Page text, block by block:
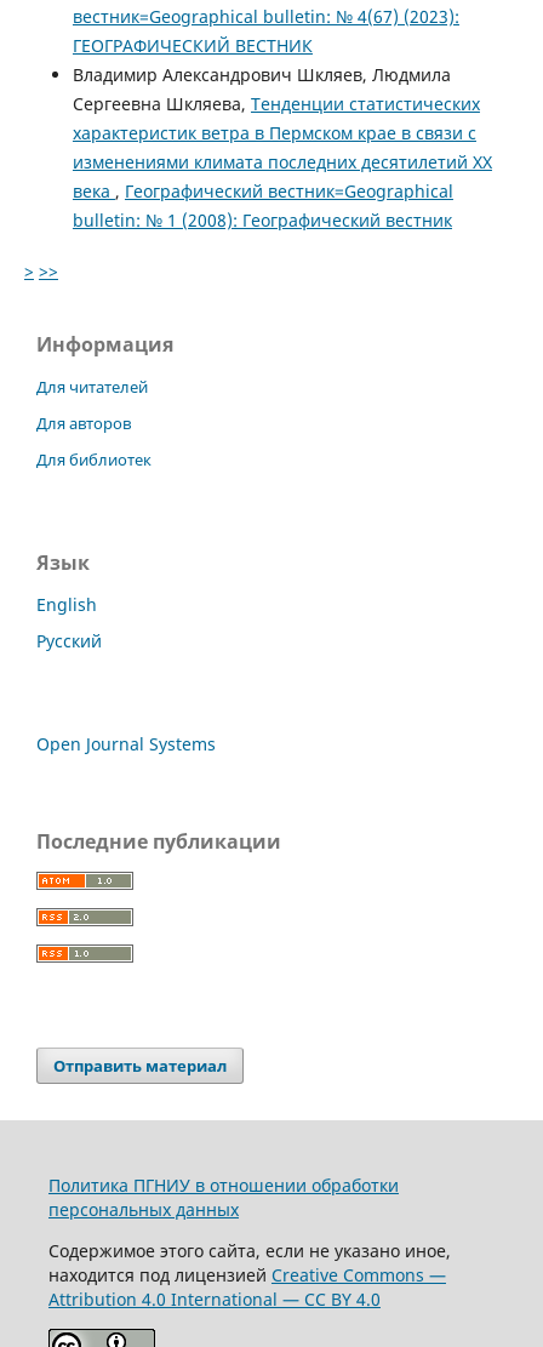
вестник=Geographical bulletin: № 4(67) (2023):
ГЕОГРАФИЧЕСКИЙ ВЕСТНИК
Владимир Александрович Шкляев, Людмила
Сергеевна Шкляева, Тенденции статистических
характеристик ветра в Пермском крае в связи с
изменениями климата последних десятилетий XX
века , Географический вестник=Geographical
bulletin: № 1 (2008): Географический вестник
> >>
Информация
Для читателей
Для авторов
Для библиотек
Язык
English
Русский
Open Journal Systems
Последние публикации
Отправить материал
Политика ПГНИУ в отношении обработки
персональных данных
Содержимое этого сайта, если не указано иное,
находится под лицензией Creative Commons —
Attribution 4.0 International — CC BY 4.0